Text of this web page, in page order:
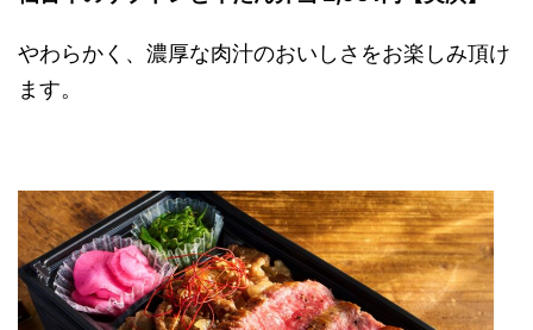
やわらかく、濃厚な肉汁のおいしさをお楽しみ頂け
ます。